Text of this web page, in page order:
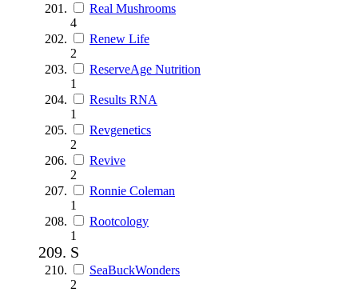
Real Mushrooms
4
Renew Life
2
ReserveAge Nutrition
1
Results RNA
1
Revgenetics
2
Revive
2
Ronnie Coleman
1
Rootcology
1
S
SeaBuckWonders
2